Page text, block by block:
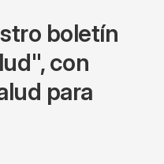
boletín
con
para